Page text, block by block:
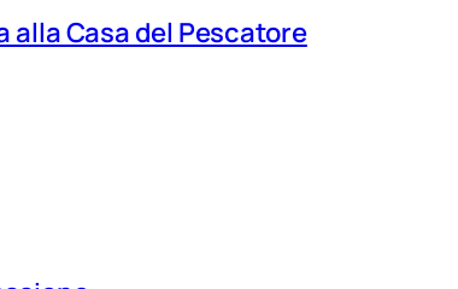
alla Casa del Pescatore